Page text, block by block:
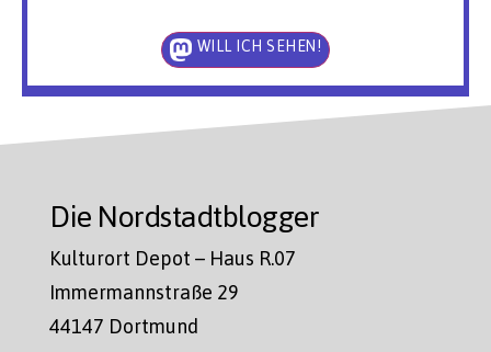
WILL ICH SEHEN!
Die Nordstadtblogger
Kulturort Depot – Haus R.07
Immermannstraße 29
44147 Dortmund